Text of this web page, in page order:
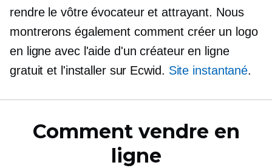
rendre le vôtre évocateur et attrayant. Nous
montrerons également comment créer un logo
en ligne avec l'aide d'un créateur en ligne
gratuit et l'installer sur Ecwid. Site instantané.
Comment vendre en
ligne